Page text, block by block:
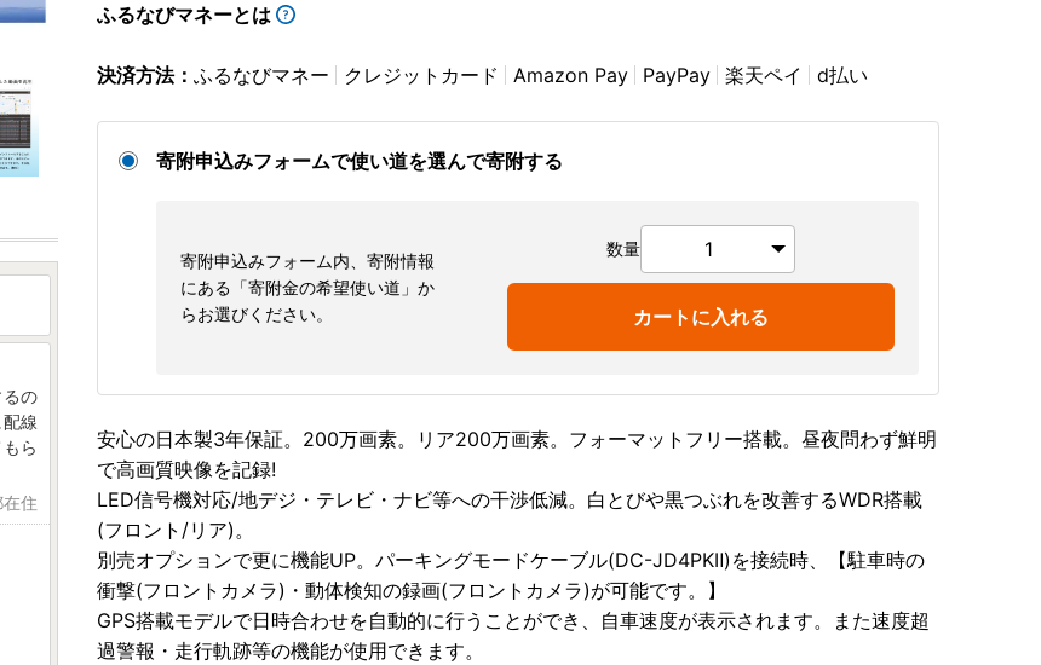
ふるなびマネーとは
決済方法： ふるなびマネー クレジットカード Amazon Pay PayPay 楽天ペイ d払い
寄附申込みフォームで使い道を選んで寄附する
寄附申込みフォーム内、寄附情報
にある「寄附金の希望使い道」か
らお選びください。
数量
カートに入れる
安心の日本製3年保証。200万画素。リア200万画素。フォーマットフリー搭載。昼夜問わず鮮明
で高画質映像を記録!
LED信号機対応/地デジ・テレビ・ナビ等への干渉低減。白とびや黒つぶれを改善するWDR搭載
(フロント/リア)。
別売オプションで更に機能UP。パーキングモードケーブル(DC-JD4PKⅡ)を接続時、【駐車時の
衝撃(フロントカメラ)・動体検知の録画(フロントカメラ)が可能です。】
GPS搭載モデルで日時合わせを自動的に行うことができ、自車速度が表示されます。また速度超
過警報・走行軌跡等の機能が使用できます。
の
線
ら
住